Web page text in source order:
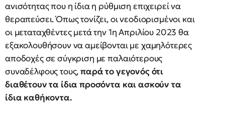
ανισότητας που η ίδια η ρύθμιση επιχειρεί να
θεραπεύσει. Όπως τονίζει, οι νεοδιορισμένοι και
οι μεταταχθέντες μετά την 1η Απριλίου 2023 θα
εξακολουθήσουν να αμείβονται με χαμηλότερες
αποδοχές σε σύγκριση με παλαιότερους
συναδέλφους τους,παρά το γεγονός ότι
διαθέτουν τα ίδια προσόντα και ασκούν τα
ίδια καθήκοντα.